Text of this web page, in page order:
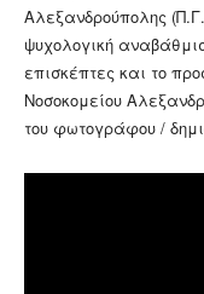
Αλεξανδρούπολης
ψυχολογική
επισκέπτες και το
Νοσοκομείου
του φωτογράφου /